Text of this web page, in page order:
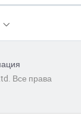
Все права